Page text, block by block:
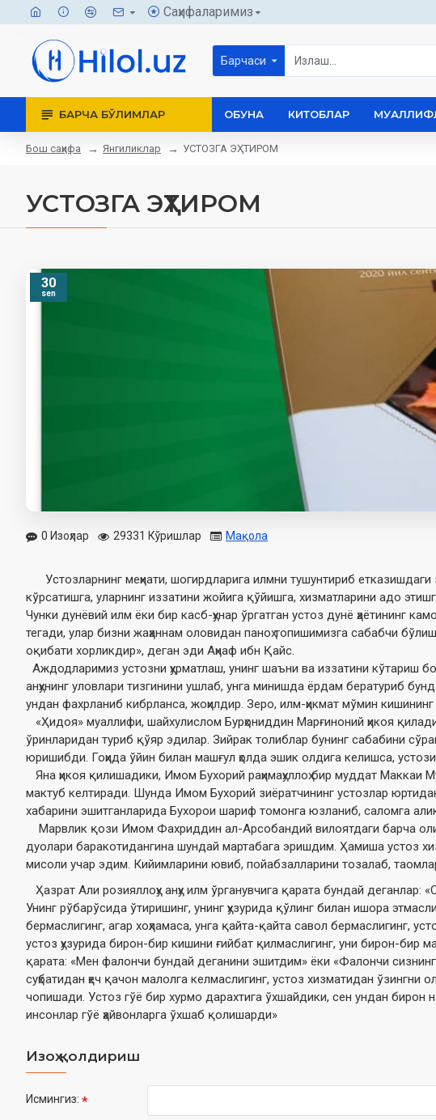
Саҳифаларимиз
Барчаси
БАРЧА БЎЛИМЛАР ОБУНА КИТОБЛАР
Бош саҳифа Янгиликлар УСТОЗГА ЭҲТИРОМ
УСТОЗГА ЭҲТИРОМ
30
sen
0 Изоҳлар 29331 Кўришлар Мақола
Устозларнинг меҳнати, шогирдларига илмни тушунтириб
кўрсатишга, уларнинг иззатини жойига қўйишга, хизматларини адо
Чунки дунёвий илм ёки бир касб-ҳунар ўргатган устоз дунё ҳаётининг
тегади, улар бизни жаҳаннам оловидан паноҳ топишимизга сабабчи
оқибати хорликдир», деган эди Аҳнаф ибн Қайс.
Аждодларимиз устозни ҳурматлаш, унинг шаъни ва иззатини кўтариш
анҳунинг уловлари тизгинини ушлаб, унга минишда ёрдам бературиб
ундан фахрланиб кибрланса, жоҳилдир. Зеро, илм-ҳикмат мўмин
«Ҳидоя» муаллифи, шайхулислом Бурҳониддин Марғиноний ҳикоя
ўринларидан туриб қўяр эдилар. Зийрак толиблар бунинг сабабини
юришибди. Гоҳида ўйин билан машғул ҳолда эшик олдига келишса,
Яна ҳикоя қилишадики, Имом Бухорий раҳимаҳуллоҳ бир муддат
мактуб келтиради. Шунда Имом Бухорий зиёратчининг устозлар
хабарини эшитганларида Бухорои шариф томонга юзланиб, саломга
Марвлик қози Имом Фахриддин ал-Арсобандий вилоятдаги барча
дуолари баракотидангина шундай мартабага эришдим. Ҳамиша устоз
мисоли учар эдим. Кийимларини ювиб, пойабзалларини тозалаб,
Ҳазрат Али розияллоҳу анҳу илм ўрганувчига қарата бундай
Унинг рўбарўсида ўтиришинг, унинг ҳузурида қўлинг билан ишора
бермаслигинг, агар хоҳламаса, унга қайта-қайта савол бермаслигинг,
устоз ҳузурида бирон-бир кишини ғийбат қилмаслигинг, уни бирон-бир
қарата: «Мен фалончи бундай деганини эшитдим» ёки «Фалончи
суҳбатидан ҳеч қачон малолга келмаслигинг, устоз хизматидан
чопишади. Устоз гўё бир хурмо дарахтига ўхшайдики, сен ундан бирон
инсонлар гўё ҳайвонларга ўхшаб қолишарди»
Изоҳ қолдириш
Исмингиз: